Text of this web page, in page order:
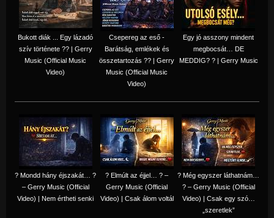
Bukott diák ... Egy lázadó
szív története ?? | Gerry
Music (Official Music
Video)
Csepereg az eső -
Barátság, emlékek és
összetartozás ?️? | Gerry
Music (Official Music
Video)
Egy jó asszony mindent
megbocsát… DE
MEDDIG? ? | Gerry Music
? Mondd hány éjszakát… ?
– Gerry Music (Official
Video) | Nem értheti senki
? Elmúlt az éjjel… ? –
Gerry Music (Official
Video) | Csak álom voltál
? Még egyszer láthatnám…
? – Gerry Music (Official
Video) | Csak egy szó…
„szeretlek”